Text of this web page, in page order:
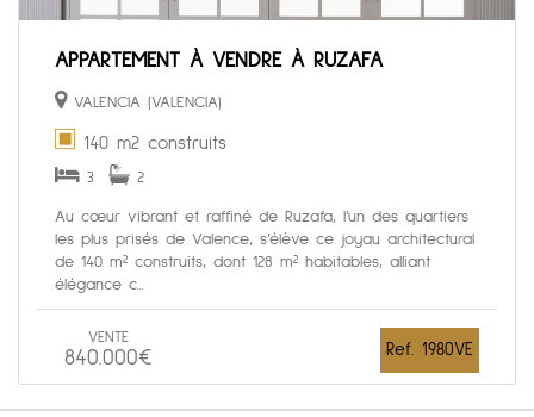
APPARTEMENT À VENDRE À RUZAFA
VALENCIA (VALENCIA)
140 m2 construits
3 2
Au cœur vibrant et raffiné de Ruzafa, l’un des quartiers
les plus prisés de Valence, s’élève ce joyau architectural
de 140 m² construits, dont 128 m² habitables, alliant
élégance c...
VENTE
840.000€ Ref. 1980VE